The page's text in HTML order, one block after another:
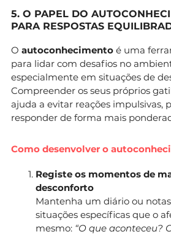
5. O PAPEL DO
PARA RESPOSTAS
O autoconhecimento é uma
para lidar com desafios no
especialmente em situações de
Compreender os seus próprios
ajuda a evitar reações impulsivas,
responder de forma mais
Como desenvolver o
Registe os momentos de
desconforto
Mantenha um diário ou
situações específicas que o
mesmo: “O que aconteceu?